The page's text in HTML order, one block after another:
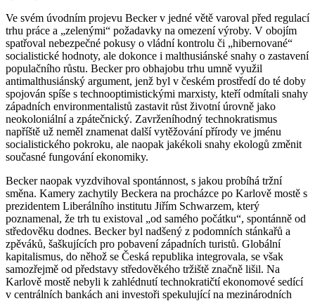
Ve svém úvodním projevu Becker v jedné větě varoval před regulací
trhu práce a „zelenými“ požadavky na omezení výroby. V obojím
spatřoval nebezpečné pokusy o vládní kontrolu či „hibernované“
socialistické hodnoty, ale dokonce i malthusiánské snahy o zastavení
populačního růstu. Becker pro obhajobu trhu umně využil
antimalthusiánský argument, jenž byl v českém prostředí do té doby
spojován spíše s technooptimistickými marxisty, kteří odmítali snahy
západních environmentalistů zastavit růst životní úrovně jako
neokoloniální a zpátečnický. Zavrženíhodný technokratismus
napříště už neměl znamenat další vytěžování přírody ve jménu
socialistického pokroku, ale naopak jakékoli snahy ekologů změnit
současné fungování ekonomiky.
Becker naopak vyzdvihoval spontánnost, s jakou probíhá tržní
směna. Kamery zachytily Beckera na procházce po Karlově mostě s
prezidentem Liberálního institutu Jiřím Schwarzem, který
poznamenal, že trh tu existoval „od samého počátku“, spontánně od
středověku dodnes. Becker byl nadšený z podomních stánkařů a
zpěváků, šaškujících pro pobavení západních turistů. Globální
kapitalismus, do něhož se Česká republika integrovala, se však
samozřejmě od představy středověkého tržiště značně lišil. Na
Karlově mostě nebyli k zahlédnutí technokratičtí ekonomové sedící
v centrálních bankách ani investoři spekulující na mezinárodních